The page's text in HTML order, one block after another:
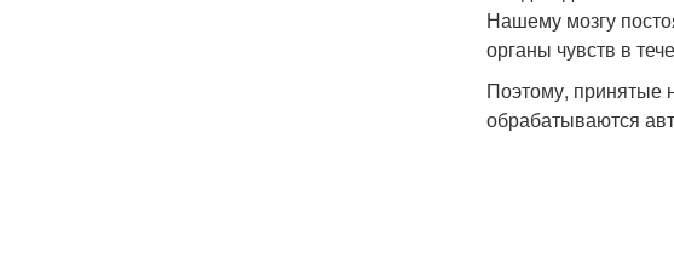
Нашему мозгу
органы чувств в
Поэтому, принятые
обрабатываются